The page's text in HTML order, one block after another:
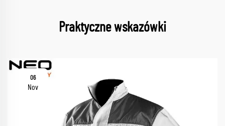
Praktyczne wskazówki
06
Nov